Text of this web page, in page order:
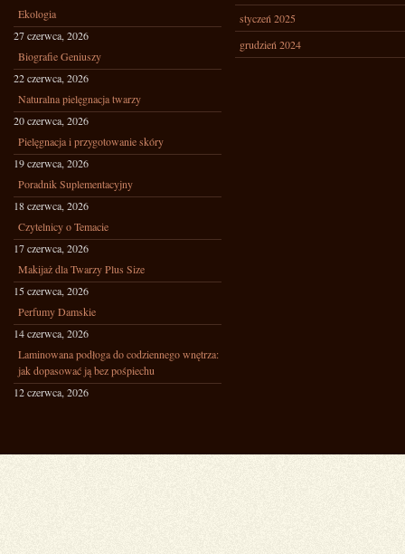
Ekologia
27 czerwca, 2026
Biografie Geniuszy
22 czerwca, 2026
Naturalna pielęgnacja twarzy
20 czerwca, 2026
Pielęgnacja i przygotowanie skóry
19 czerwca, 2026
Poradnik Suplementacyjny
18 czerwca, 2026
Czytelnicy o Temacie
17 czerwca, 2026
Makijaż dla Twarzy Plus Size
15 czerwca, 2026
Perfumy Damskie
14 czerwca, 2026
Laminowana podłoga do codziennego wnętrza:
jak dopasować ją bez pośpiechu
12 czerwca, 2026
styczeń 2025
grudzień 2024